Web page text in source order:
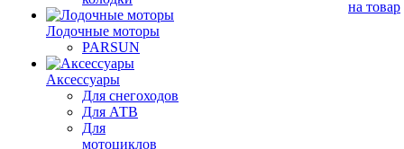
Лодочные моторы
PARSUN
Аксессуары
Для снегоходов
Для АТВ
Для
мотоциклов
на товар